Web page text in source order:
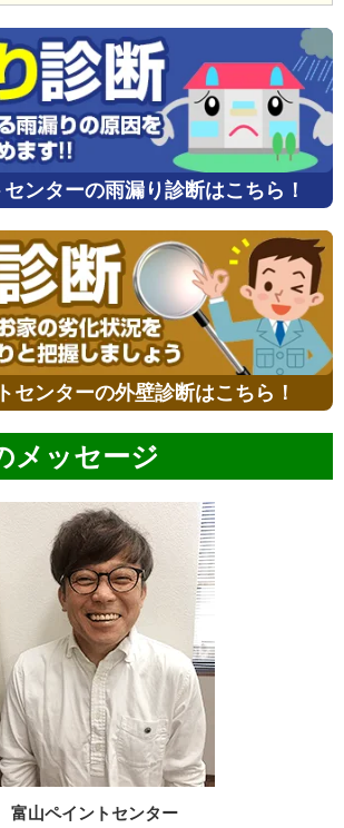
ンターの雨漏り診断はこちら！
センターの外壁診断はこちら！
メッセージ
富山ペイントセンター